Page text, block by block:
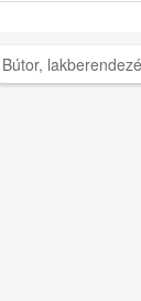
Bútor,